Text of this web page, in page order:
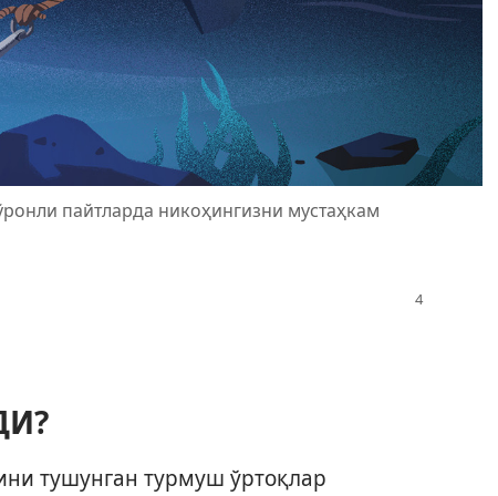
пайтларда никоҳингизни мустаҳкам
тушунган турмуш ўртоқлар